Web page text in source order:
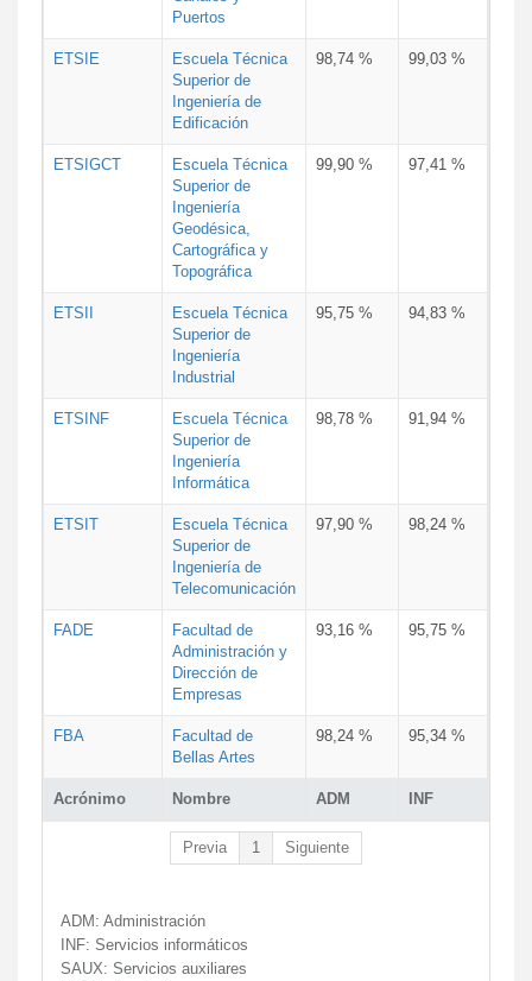
Acrónimo Nombre ADM INF
Puertos
ETSIE
Escuela Técnica
Superior de
Ingeniería de
Edificación
98,74 % 99,03 %
ETSIGCT
Escuela Técnica
Superior de
Ingeniería
Geodésica,
Cartográfica y
Topográfica
99,90 % 97,41 %
ETSII
Escuela Técnica
Superior de
Ingeniería
Industrial
95,75 % 94,83 %
ETSINF
Escuela Técnica
Superior de
Ingeniería
Informática
98,78 % 91,94 %
ETSIT
Escuela Técnica
Superior de
Ingeniería de
Telecomunicación
97,90 % 98,24 %
FADE
Facultad de
Administración y
Dirección de
Empresas
93,16 % 95,75 %
FBA
Facultad de
Bellas Artes
98,24 % 95,34 %
Previa 1 Siguiente
ADM: Administración
INF: Servicios informáticos
SAUX: Servicios auxiliares